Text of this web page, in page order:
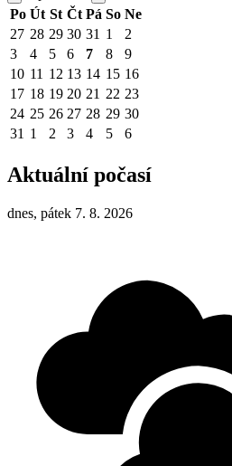
Po Út St Čt Pá So Ne
27 28 29 30 31 1
2
3
4 5 6 7 8
9
10 11 12 13 14 15 16
17 18 19 20 21 22 23
24 25 26 27 28 29 30
31 1 2 3 4 5 6
Aktuální počasí
dnes, pátek 7. 8. 2026